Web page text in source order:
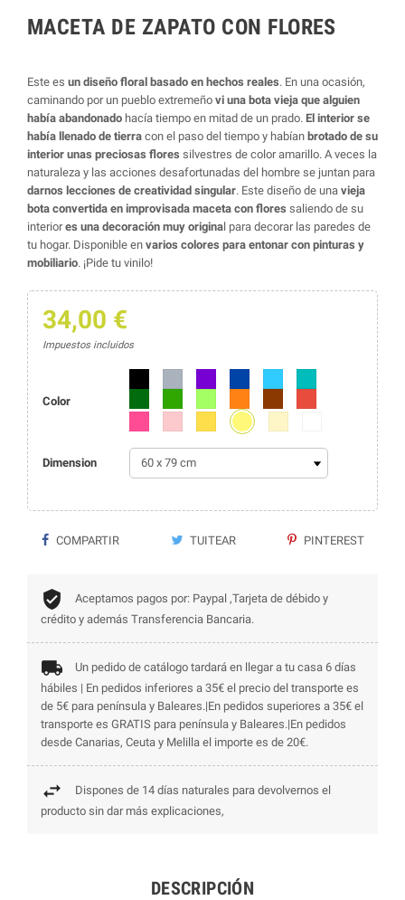
MACETA DE ZAPATO CON FLORES
Este es un diseño floral basado en hechos reales. En una ocasión,
caminando por un pueblo extremeño vi una bota vieja que alguien
había abandonado hacía tiempo en mitad de un prado. El interior se
había llenado de tierra con el paso del tiempo y habían brotado de su
interior unas preciosas flores silvestres de color amarillo. A veces la
naturaleza y las acciones desafortunadas del hombre se juntan para
darnos lecciones de creatividad singular. Este diseño de una vieja
bota convertida en improvisada maceta con flores saliendo de su
interiores una decoración muy original para decorar las paredes de
tu hogar. Disponible en varios colores para entonar con pinturas y
mobiliario. ¡Pide tu vinilo!
34,00 €
Impuestos incluidos
Color
AmarilloAmarillo claro
Dimension
COMPARTIR TUITEAR PINTEREST
Aceptamos pagos por: Paypal ,Tarjeta de débido y
crédito y además Transferencia Bancaria.
Un pedido de catálogo tardará en llegar a tu casa 6 días
hábiles | En pedidos inferiores a 35€ el precio del transporte es
de 5€ para península y Baleares.|En pedidos superiores a 35€ el
transporte es GRATIS para península y Baleares.|En pedidos
desde Canarias, Ceuta y Melilla el importe es de 20€.
Dispones de 14 días naturales para devolvernos el
producto sin dar más explicaciones,
DESCRIPCIÓN